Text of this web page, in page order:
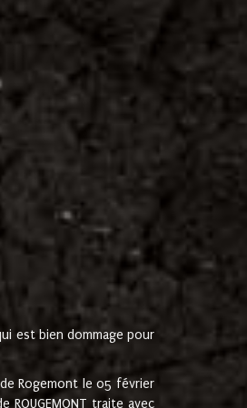
est bien dommage pour
de Rogemont le 05 février
traite avec